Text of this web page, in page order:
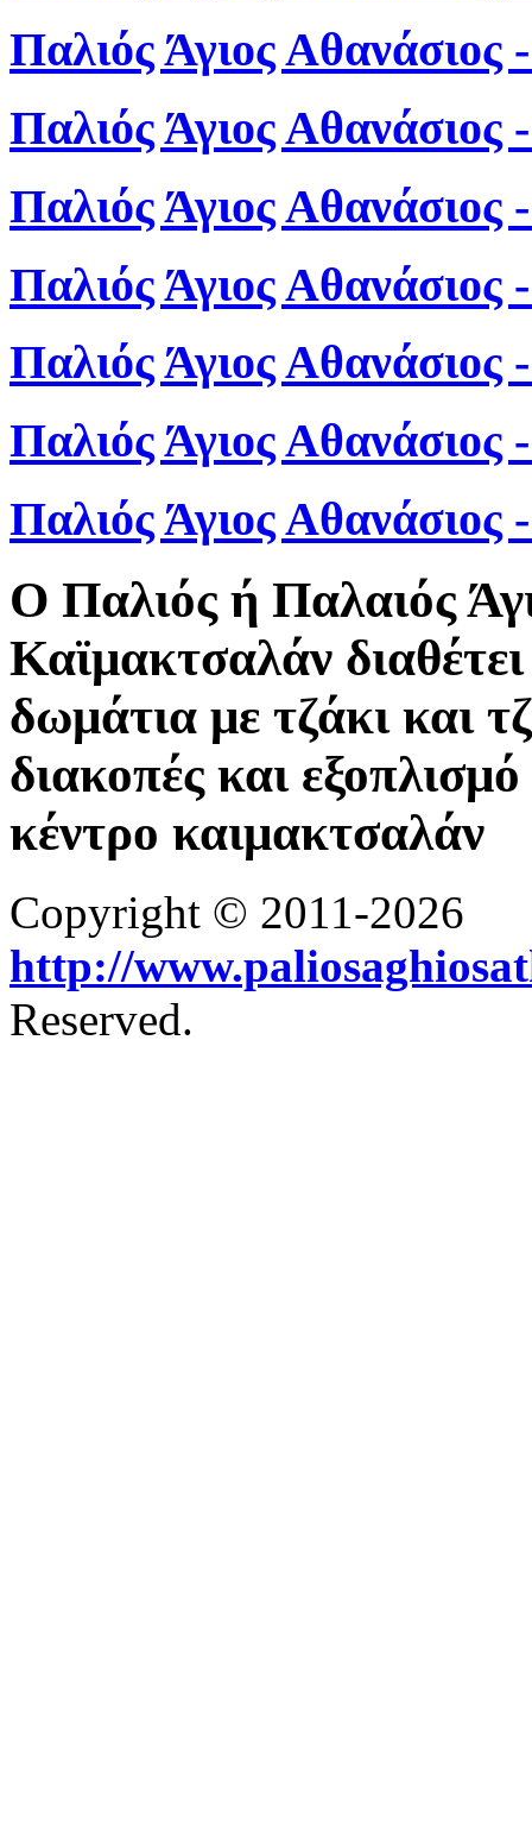
Παλιός Άγιος Αθανάσιος
Παλιός Άγιος Αθανάσιος
Παλιός Άγιος Αθανάσιος
Παλιός Άγιος Αθανάσιος
Παλιός Άγιος Αθανάσιος
Παλιός Άγιος
Παλιός Άγιος
Ο Παλιός ή Παλαιός
Καϊμακτσαλάν
δωμάτια με τζάκι και
διακοπές και
κέντρο καιμακτσαλάν
Copyright © 2011-2026
http://
Reserved.